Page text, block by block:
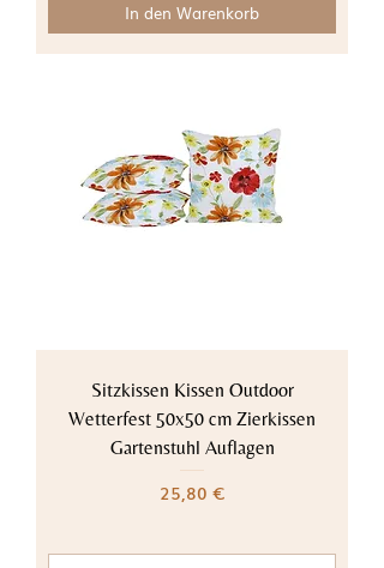
In den Warenkorb
Sitzkissen Kissen Outdoor
Wetterfest 50x50 cm Zierkissen
Gartenstuhl Auflagen
Preis
25,80 €